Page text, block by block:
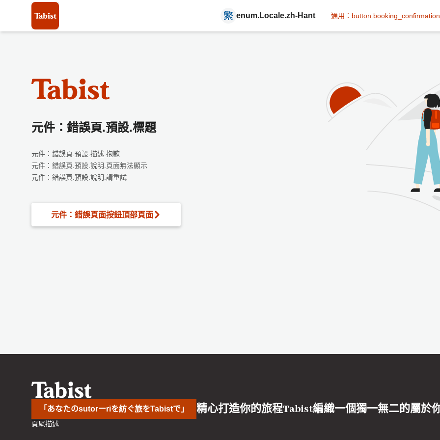
enum.Locale.zh-Hant 通用：button.booking_confirmation
元件：錯誤頁.預設.標題
元件：錯誤頁.預設.描述.抱歉
元件：錯誤頁.預設.說明.頁面無法顯示
元件：錯誤頁.預設.說明.請重試
元件：錯誤頁面按鈕頂部頁面
「あなたのsutorーriを紡ぐ旅をTabistで」 精心打造你的旅程Tabist編織一個獨一無二的屬於
頁尾描述